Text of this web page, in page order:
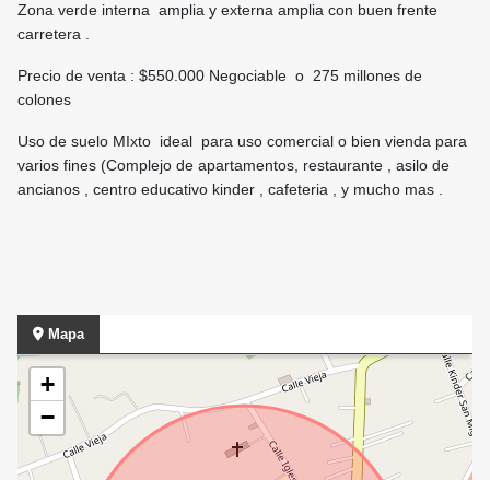
Zona verde interna amplia y externa amplia con buen frente
carretera .
Precio de venta : $550.000 Negociable o 275 millones de
colones
Uso de suelo MIxto ideal para uso comercial o bien vienda para
varios fines (Complejo de apartamentos, restaurante , asilo de
ancianos , centro educativo kinder , cafeteria , y mucho mas .
Mapa
+
−